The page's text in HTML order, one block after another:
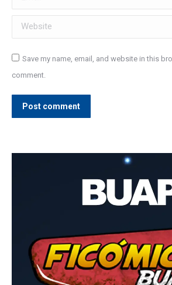
Website
Save my name, email, and website in this
comment.
Post comment